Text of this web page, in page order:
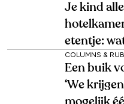
Je kind
etentje:
COLUMNS &
Een buik
‘We
mogelijk